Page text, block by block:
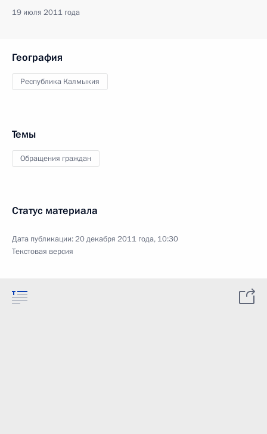
19 июля 2011 года
География
Республика Калмыкия
Темы
Обращения граждан
Статус материала
Дата публикации:20 декабря 2011 года, 10:30
Текстовая версия